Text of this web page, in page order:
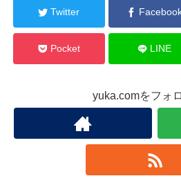
Twitter
Pocket LINE
yuka.comをフォ